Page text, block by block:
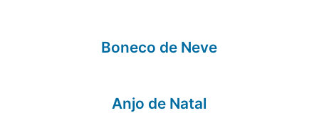
Boneco de Neve
Anjo de Natal